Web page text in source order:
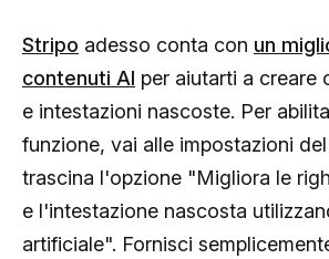
Stripo adesso conta con un
contenuti AI per aiutarti a creare
e intestazioni nascoste. Per
funzione, vai alle impostazioni
trascina l'opzione "Migliora le
e l'intestazione nascosta
artificiale". Fornisci